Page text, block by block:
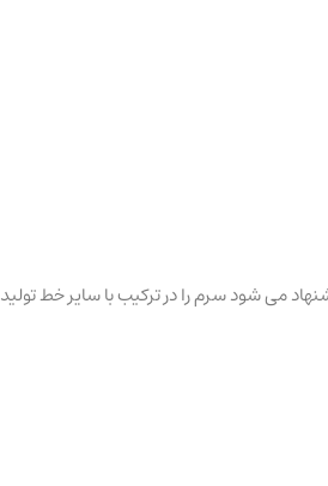
می شود سرم را در ترکیب با سایر خط تولید